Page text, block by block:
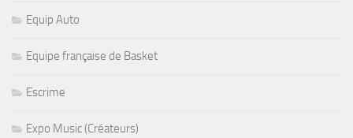
Equip Auto
Equipe française de Basket
Escrime
Expo Music (Créateurs)